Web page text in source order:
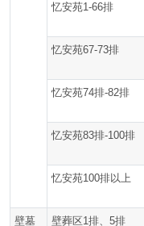
忆安苑1-66排
忆安苑67-73排
忆安苑74排-82排
忆安苑83排-100排
忆安苑100排以上
壁墓 壁葬区1排、5排